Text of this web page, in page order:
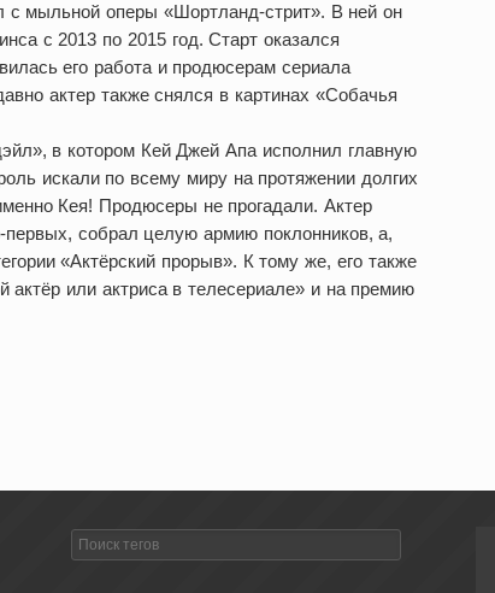
с мыльной оперы «Шортланд-стрит». В ней он
с 2013 по 2015 год. Старт оказался
его работа и продюсерам сериала
актер также снялся в картинах «Собачья
в котором Кей Джей Апа исполнил главную
искали по всему миру на протяжении долгих
Кея! Продюсеры не прогадали. Актер
первых, собрал целую армию поклонников, а,
«Актёрский прорыв». К тому же, его также
или актриса в телесериале» и на премию